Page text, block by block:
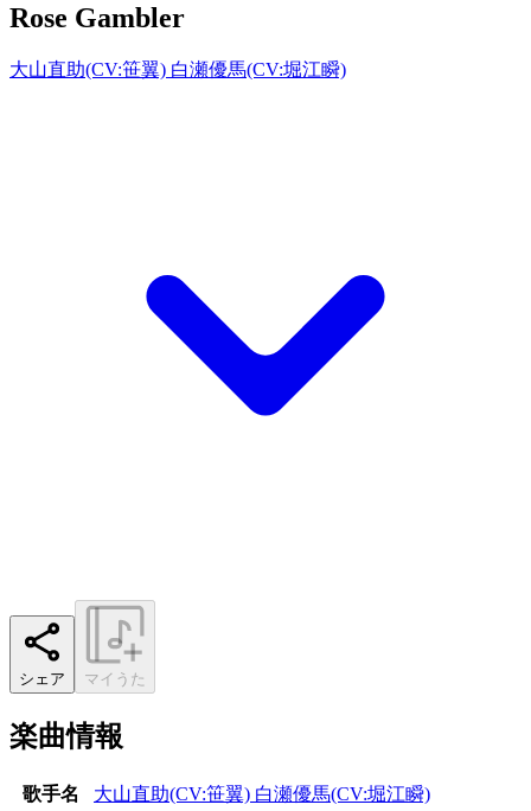
Rose Gambler
大山直助(CV:笹翼) 白瀬優馬(CV:堀江瞬)
シェア マイうた
楽曲情報
歌手名
大山直助(CV:笹翼) 白瀬優馬(CV:堀江瞬)